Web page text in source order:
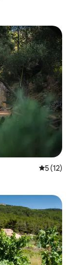
5 (12)